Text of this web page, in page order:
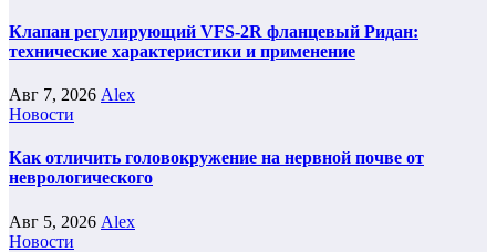
Клапан регулирующий VFS-2R фланцевый Ридан:
технические характеристики и применение
Авг 7, 2026 Alex
Новости
Как отличить головокружение на нервной почве от
неврологического
Авг 5, 2026 Alex
Новости